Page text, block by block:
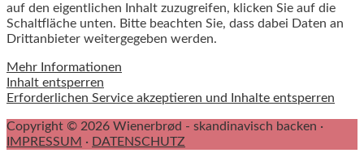
auf den eigentlichen Inhalt zuzugreifen, klicken Sie auf die
Schaltfläche unten. Bitte beachten Sie, dass dabei Daten an
Drittanbieter weitergegeben werden.
Mehr Informationen
Inhalt entsperren
Erforderlichen Service akzeptieren und Inhalte entsperren
Copyright © 2026 Wienerbrød - skandinavisch backen ·
IMPRESSUM · DATENSCHUTZ